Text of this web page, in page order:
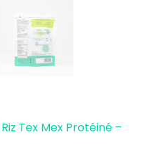
Tex Mex Protéiné –